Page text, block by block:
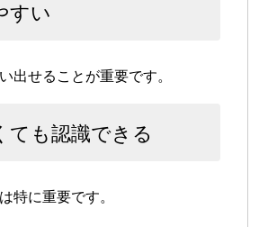
すい
出せることが重要です。
ても認識できる
特に重要です。